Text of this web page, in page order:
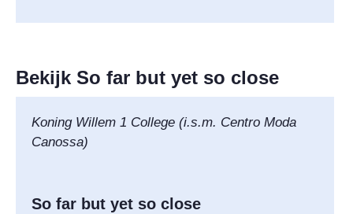
Bekijk So far but yet so close
Koning Willem 1 College (i.s.m. Centro Moda
Canossa)
So far but yet so close